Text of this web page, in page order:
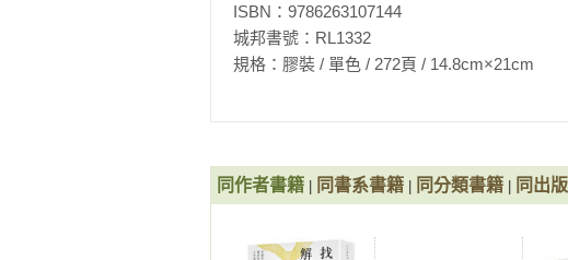
時遠離世俗功利的算計，滌淨自己的執念，
除悔愧、發願祈福也罷，這樣的巡禮大概也是
來也發展出單車騎行、搭公車電車、甚至包車
朋友跟我說起，有信念的四國遍路者偶然
上這條遍路的理由。走上遍路，是信念的落實
得不出發的決定。上路之時或許還懷著祕不
ISBN：9786263107144
城邦書號：RL1332
規格：膠裝 / 單色 / 272頁 /
同作者書籍 同書系書籍 同分類書籍 同出